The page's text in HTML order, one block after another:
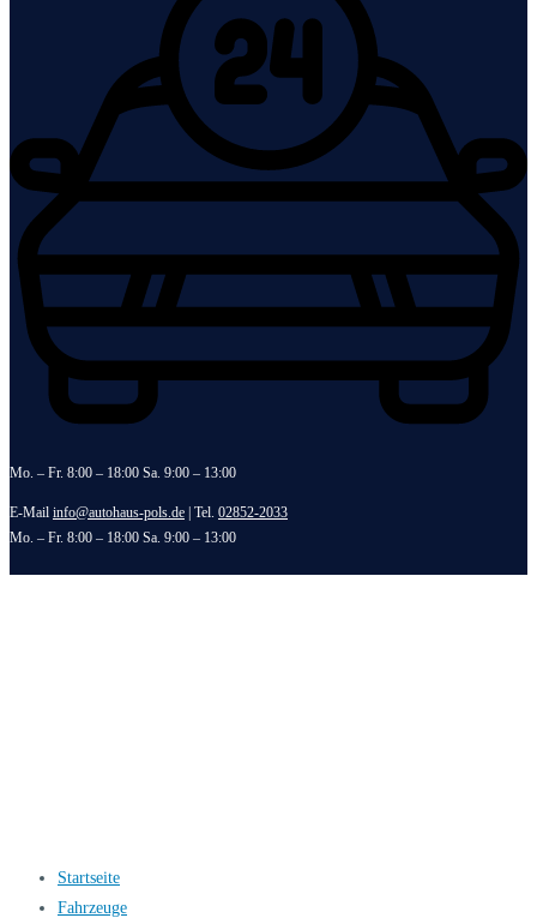
Mo. – Fr. 8:00 – 18:00 Sa. 9:00 – 13:00
E-Mail info@autohaus-pols.de | Tel. 02852-2033
Mo. – Fr. 8:00 – 18:00 Sa. 9:00 – 13:00
Startseite
Fahrzeuge